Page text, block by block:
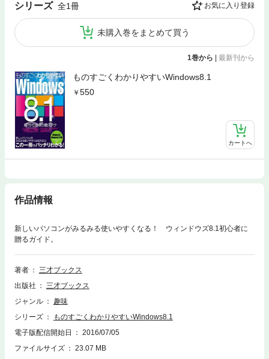
シリーズ 全1冊 お気に入り登録
未購入巻をまとめて買う
1巻から 最新刊から
ものすごくわかりやすいWindows8.1
550
カートへ
作品情報
新しいパソコンがみるみる使いやすくなる！ ウィンドウズ8.1初心者に
贈るガイド。
著者
三才ブックス
出版社
三才ブックス
ジャンル
趣味
シリーズ
ものすごくわかりやすいWindows8.1
電子版配信開始日
2016/07/05
ファイルサイズ
23.07 MB